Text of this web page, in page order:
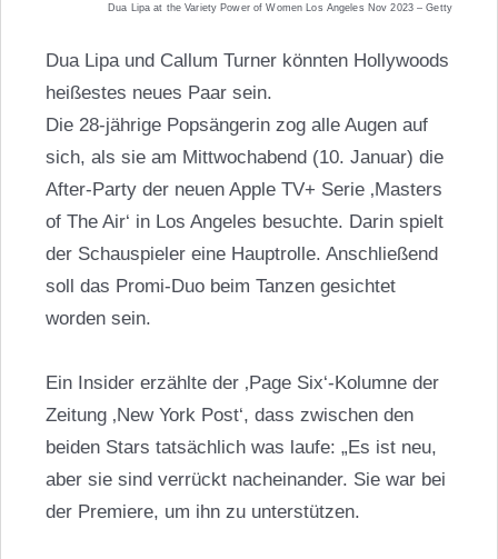
Dua Lipa at the Variety Power of Women Los Angeles Nov 2023 – Getty
Dua Lipa und Callum Turner könnten Hollywoods
heißestes neues Paar sein.
Die 28-jährige Popsängerin zog alle Augen auf
sich, als sie am Mittwochabend (10. Januar) die
After-Party der neuen Apple TV+ Serie ‚Masters
of The Air‘ in Los Angeles besuchte. Darin spielt
der Schauspieler eine Hauptrolle. Anschließend
soll das Promi-Duo beim Tanzen gesichtet
worden sein.
Ein Insider erzählte der ‚Page Six‘-Kolumne der
Zeitung ‚New York Post‘, dass zwischen den
beiden Stars tatsächlich was laufe: „Es ist neu,
aber sie sind verrückt nacheinander. Sie war bei
der Premiere, um ihn zu unterstützen.